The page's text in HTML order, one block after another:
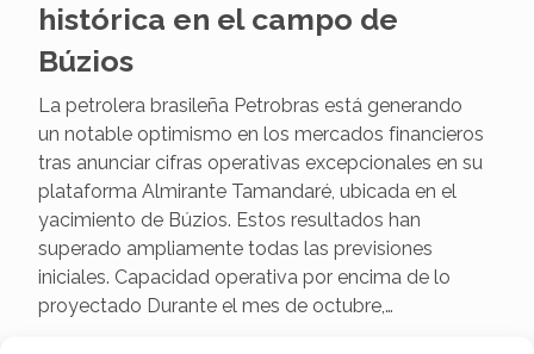
histórica en el campo de
Búzios
La petrolera brasileña Petrobras está generando
un notable optimismo en los mercados financieros
tras anunciar cifras operativas excepcionales en su
plataforma Almirante Tamandaré, ubicada en el
yacimiento de Búzios. Estos resultados han
superado ampliamente todas las previsiones
iniciales. Capacidad operativa por encima de lo
proyectado Durante el mes de octubre,…